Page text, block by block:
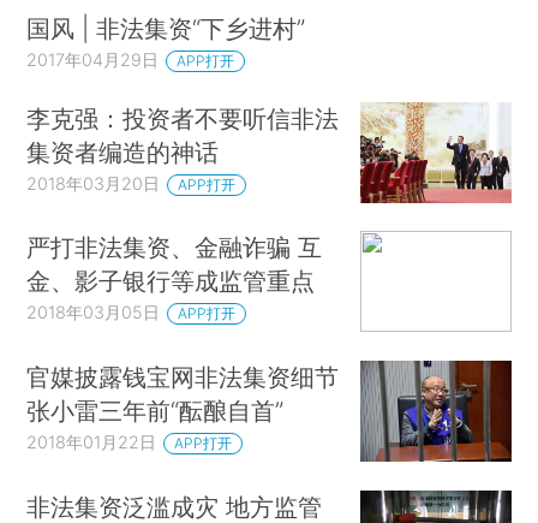
国风 | 非法集资“下乡进村”
2017年04月29日 APP打开
李克强：投资者不要听信非法
集资者编造的神话
2018年03月20日 APP打开
严打非法集资、金融诈骗 互
金、影子银行等成监管重点
2018年03月05日 APP打开
官媒披露钱宝网非法集资细节
张小雷三年前“酝酿自首”
2018年01月22日 APP打开
非法集资泛滥成灾 地方监管